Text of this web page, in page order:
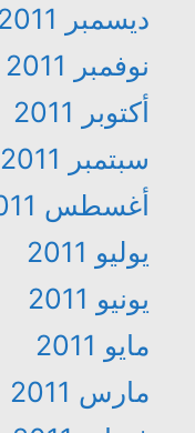
ديسمبر 2011
نوفمبر 2011
أكتوبر 2011
سبتمبر 2011
أغسطس 2011
يوليو 2011
يونيو 2011
مايو 2011
مارس 2011